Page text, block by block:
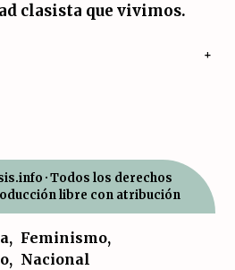
clasista que vivimos.
+
· Todos los derechos
libre con atribución
, Feminismo,
, Nacional